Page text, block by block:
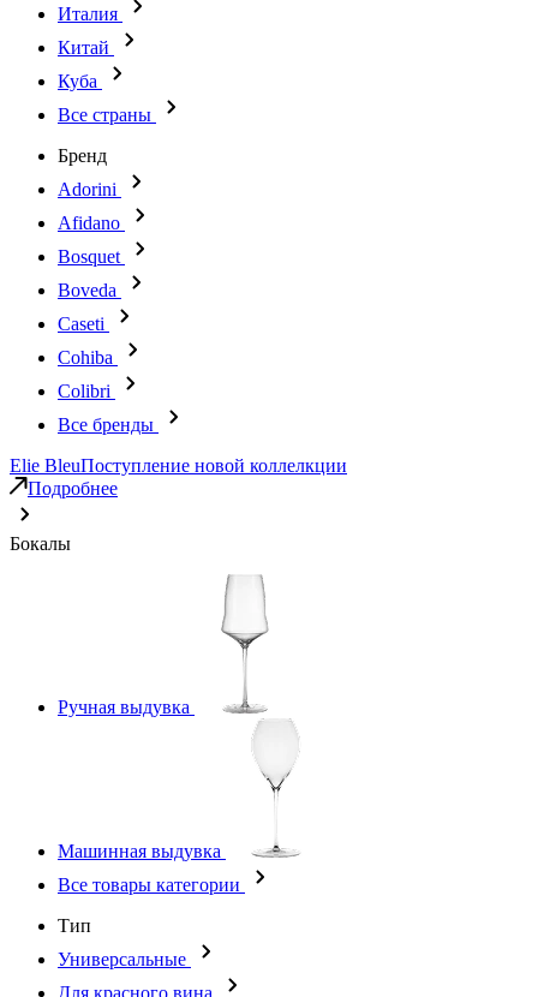
Италия
Китай
Куба
Все страны
Бренд
Adorini
Afidano
Bosquet
Boveda
Caseti
Cohiba
Colibri
Все бренды
Elie BleuПоступление новой коллелкции
Подробнее
Бокалы
Ручная выдувка
Машинная выдувка
Все товары категории
Тип
Универсальные
Для красного вина